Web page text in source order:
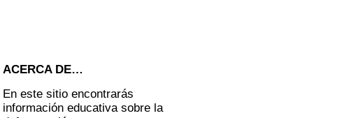
ACERCA DE…
En este sitio encontrarás
información educativa sobre la